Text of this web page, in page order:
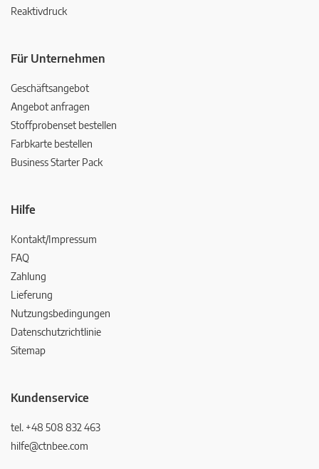
Reaktivdruck
Für Unternehmen
Geschäftsangebot
Angebot anfragen
Stoffprobenset bestellen
Farbkarte bestellen
Business Starter Pack
Hilfe
Kontakt/Impressum
FAQ
Zahlung
Lieferung
Nutzungsbedingungen
Datenschutzrichtlinie
Sitemap
Kundenservice
tel. +48 508 832 463
hilfe@ctnbee.com